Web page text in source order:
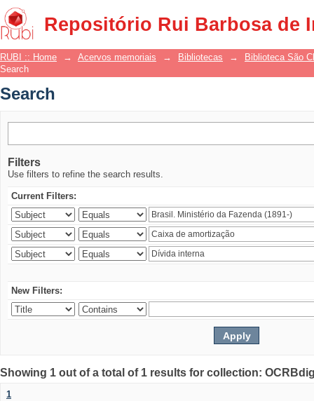
Repositório Rui Barbosa de
Search
RUBI :: Home → Acervos memoriais → Bibliotecas →
Biblioteca São
Search
Search
Filters
Use filters to refine the search results.
Current Filters:
New Filters:
Showing 1 out of a total of 1 results for collection:
1